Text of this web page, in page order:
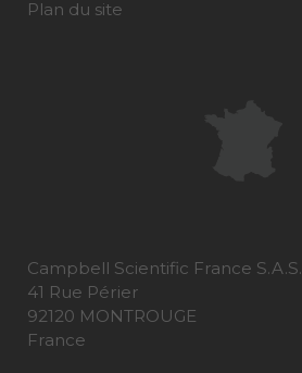
Plan du site
Campbell Scientific France S.A.S.
41 Rue Périer
92120 MONTROUGE
France